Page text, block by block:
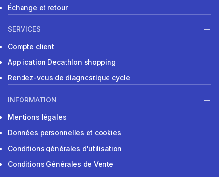
Échange et retour
SERVICES
Compte client
Application Decathlon shopping
Rendez-vous de diagnostique cycle
INFORMATION
Mentions légales
Données personnelles et cookies
Conditions générales d'utilisation
Conditions Générales de Vente